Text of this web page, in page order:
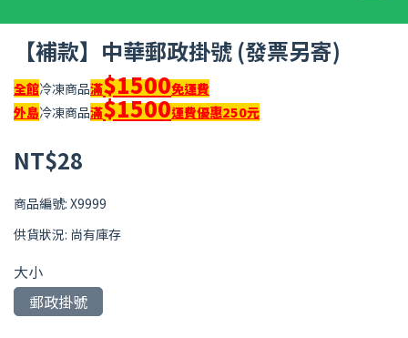
【補款】中華郵政掛號 (發票另寄)
全館冷凍商品滿$1500免運費
外島冷凍商品滿$1500運費優惠250元
NT$28
商品編號: X9999
供貨狀況: 尚有庫存
大小
郵政掛號